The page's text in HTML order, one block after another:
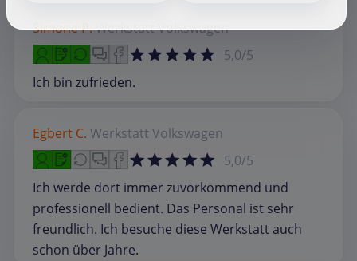
Simone P.WerkstattVolkswagen
5,0/5
Ich bin zufrieden.
Egbert C. Werkstatt Volkswagen
5,0/5
Ich werde dort immer zuvorkommend und
professionell bedient. Das Personal ist sehr
freundlich. Ich besuche diese Werkstatt auch
schon über Jahre.